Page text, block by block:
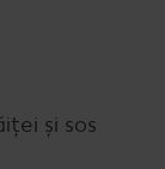
și sos